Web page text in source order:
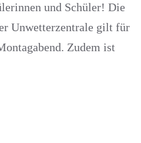
und Schüler! Die
Unwetterzentrale gilt für
Zudem ist